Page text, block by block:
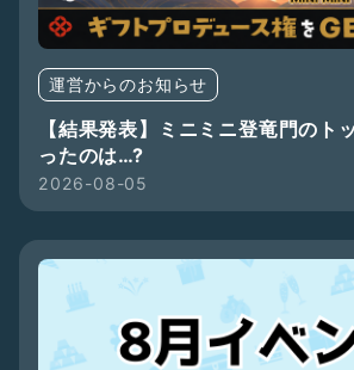
運営からのお知らせ
【結果発表】ミニミニ登竜門のト
ったのは…?
2026-08-05